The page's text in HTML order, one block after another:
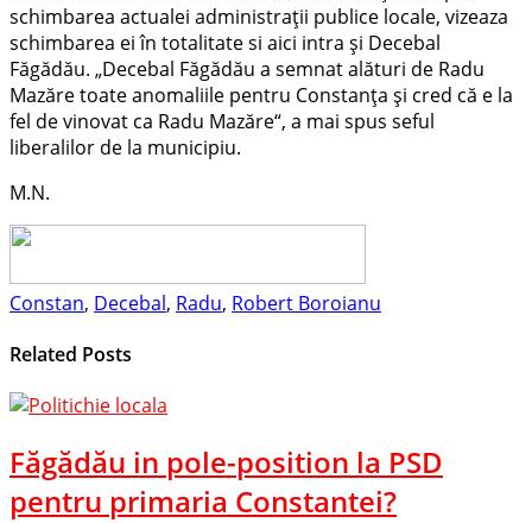
schimbarea actualei administraţii publice locale, vizeaza
schimbarea ei în totalitate si aici intra şi Decebal
Făgădău. „Decebal Făgădău a semnat alături de Radu
Mazăre toate anomaliile pentru Constanţa şi cred că e la
fel de vinovat ca Radu Mazăre“, a mai spus seful
liberalilor de la municipiu.
M.N.
Constan, Decebal, Radu, Robert Boroianu
Related Posts
Făgădău in pole-position la PSD
pentru primaria Constantei?